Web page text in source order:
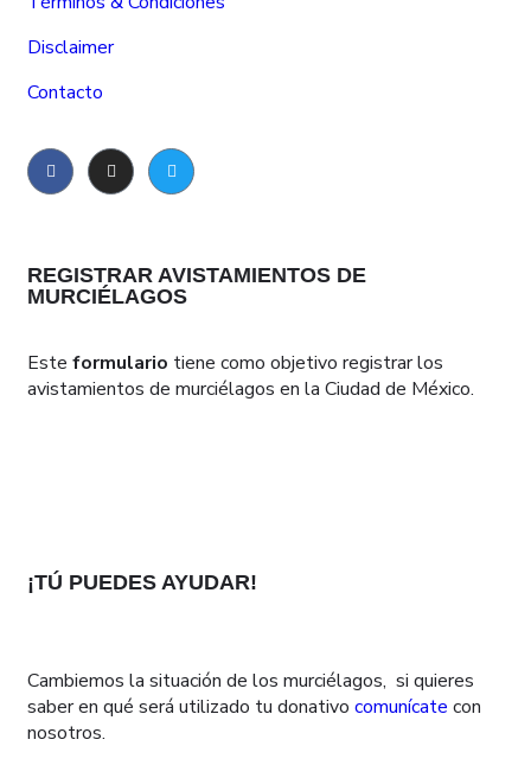
Disclaimer
Contacto
REGISTRAR AVISTAMIENTOS DE
MURCIÉLAGOS
Este formulario tiene como objetivo registrar los
avistamientos de murciélagos en la Ciudad de México.
¡TÚ PUEDES AYUDAR!
Cambiemos la situación de los murciélagos, si quieres
saber en qué será utilizado tu donativo comunícate con
nosotros.